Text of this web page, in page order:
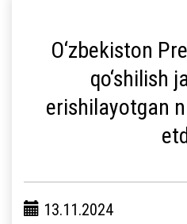
O‘zbekiston
qo‘shilish
erishilayotgan
13.11.2024